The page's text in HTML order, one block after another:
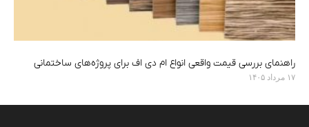
راهنمای بررسی قیمت واقعی انواع ام دی اف برای پروژه‌های ساختمانی
۱۷ مرداد ۱۴۰۵